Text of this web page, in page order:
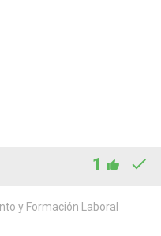
1
y Formación Laboral